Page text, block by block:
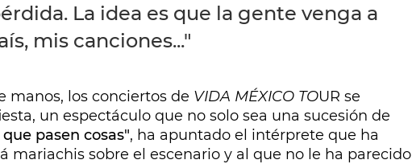
La idea es que la gente venga a
mis canciones..."
manos, los conciertos de VIDA MÉXICO TOUR se
un espectáculo que no solo sea una sucesión de
pasen cosas", ha apuntado el intérprete que ha
mariachis sobre el escenario y al que no le ha parecido